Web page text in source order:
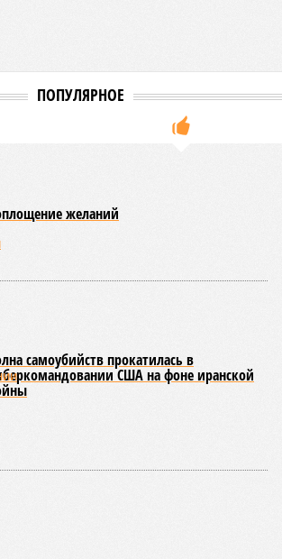
ПОПУЛЯРНОЕ
желаний
самоубийств прокатилась в
США на фоне иранской